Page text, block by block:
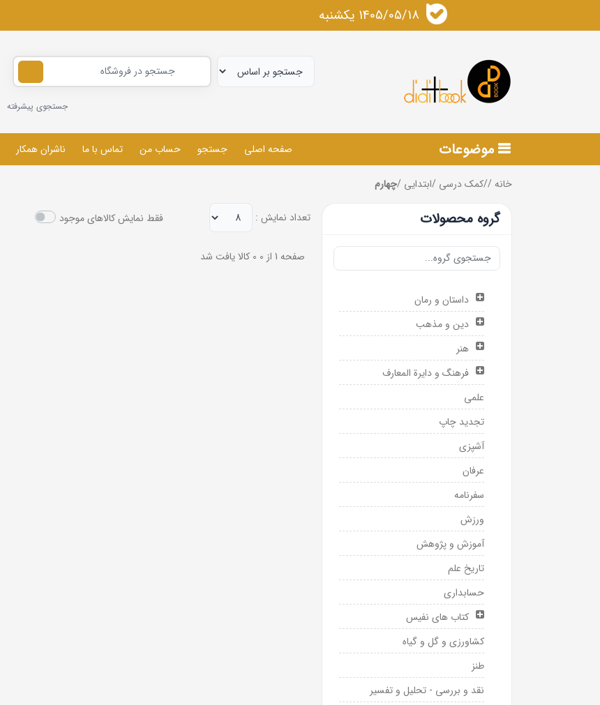
1405/05/18 يكشنبه
جستجوی پیشرفته
موضوعات صفحه اصلی جستجو حساب من تماس با ما ناشران همکار
خانه /
/کمک درسی /ابتدایی /چهارم
گروه محصولات
داستان و رمان
دین و مذهب
هنر
فرهنگ و دایرة المعارف
علمی
تجدید چاپ
آشپزی
عرفان
سفرنامه
ورزش
آموزش و پژوهش
تاریخ علم
حسابداری
کتاب های نفیس
کشاورزی و گل و گیاه
طنز
نقد و بررسی - تحلیل و تفسیر
تعداد نمایش : فقط نمایش کالاهای موجود
صفحه 1 از 0 0 کالا یافت شد